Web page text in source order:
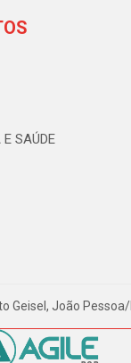
SAÚDE
Geisel, João